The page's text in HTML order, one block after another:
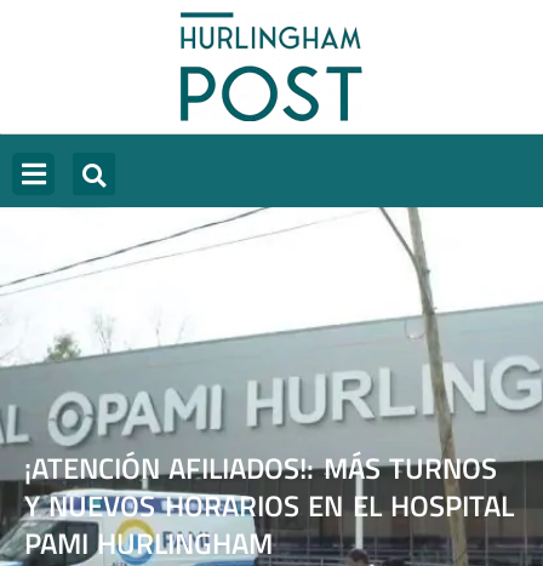
¡ATENCIÓN AFILIADOS!: MÁS TURNOS
Y NUEVOS HORARIOS EN EL HOSPITAL
PAMI HURLINGHAM